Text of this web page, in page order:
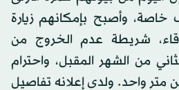
وأصبح بإمكانهم زيارة
شريطة عدم الخروج من
من الشهر المقبل، واحترام
متر واحد. ولدى إعلانه تفاصيل